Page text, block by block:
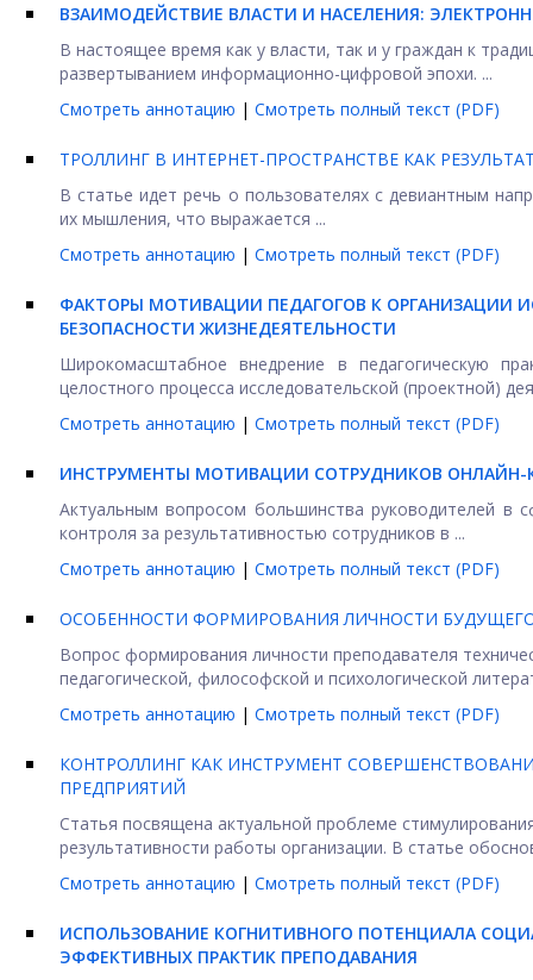
ВЗАИМОДЕЙСТВИЕ ВЛАСТИ И НАСЕЛЕНИЯ:
В настоящее время как у власти, так и у граждан к
развертыванием информационно-цифровой эпохи. ...
Смотреть аннотацию | Смотреть полный текст (PDF)
ТРОЛЛИНГ В ИНТЕРНЕТ-ПРОСТРАНСТВЕ КАК
В статье идет речь о пользователях с девиантным
их мышления, что выражается ...
Смотреть аннотацию | Смотреть полный текст (PDF)
ФАКТОРЫ МОТИВАЦИИ ПЕДАГОГОВ К ОРГАНИЗАЦИИ
БЕЗОПАСНОСТИ ЖИЗНЕДЕЯТЕЛЬНОСТИ
Широкомасштабное внедрение в педагогическую
целостного процесса исследовательской (проектной)
Смотреть аннотацию | Смотреть полный текст (PDF)
ИНСТРУМЕНТЫ МОТИВАЦИИ СОТРУДНИКОВ
Актуальным вопросом большинства руководителей в
контроля за результативностью сотрудников в ...
Смотреть аннотацию | Смотреть полный текст (PDF)
ОСОБЕННОСТИ ФОРМИРОВАНИЯ ЛИЧНОСТИ
Вопрос формирования личности преподавателя
педагогической, философской и психологической
Смотреть аннотацию | Смотреть полный текст (PDF)
КОНТРОЛЛИНГ КАК ИНСТРУМЕНТ
ПРЕДПРИЯТИЙ
Статья посвящена актуальной проблеме
результативности работы организации. В статье
Смотреть аннотацию | Смотреть полный текст (PDF)
ИСПОЛЬЗОВАНИЕ КОГНИТИВНОГО ПОТЕНЦИАЛА
ЭФФЕКТИВНЫХ ПРАКТИК ПРЕПОДАВАНИЯ